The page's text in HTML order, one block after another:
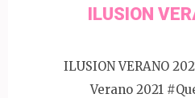
ILUSION
ILUSION VERANO
Verano 2021